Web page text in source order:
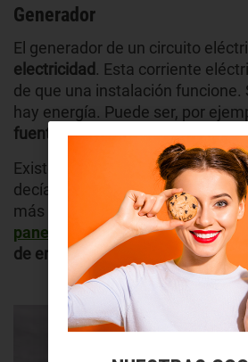
Generador
El generador de un circuito
electricidad . Esta corriente
de que una instalación funcione.
hay energía. Puede ser, por
fuente de alimentación.
Existen muchos
tipos de
decíamos antes, desde los más
más complejos. Entre los más
paneles solareso cualquier otro
de energíarenovable.